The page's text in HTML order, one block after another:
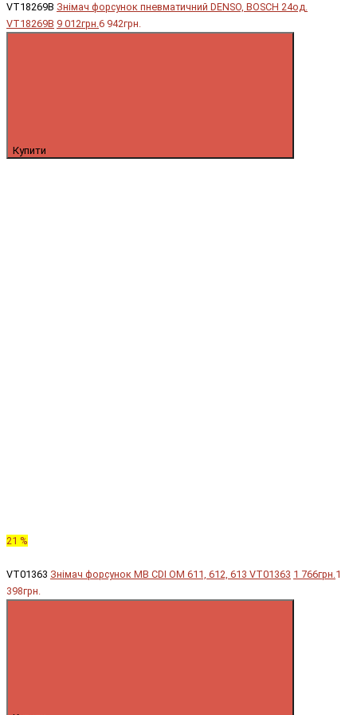
VT18269B Знімач форсунок пневматичний DENSO, BOSCH 24од.
VT18269B 9 012грн.6 942грн.
Купити
21 %
VT01363 Знімач форсунок MB CDI OM 611, 612, 613 VT01363 1 766грн.1
398грн.